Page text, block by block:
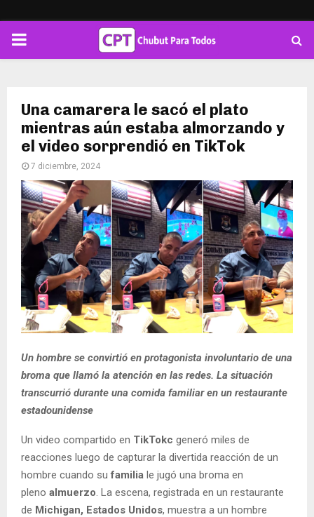
PRIMARY
Una camarera le sacó el plato
mientras aún estaba almorzando y
el video sorprendió en TikTok
7 diciembre, 2024
Un hombre se convirtió en protagonista involuntario de una
broma que llamó la atención en las redes. La situación
transcurrió durante una comida familiar en un restaurante
estadounidense
Un video compartido en TikTokc generó miles de
reacciones luego de capturar la divertida reacción de un
hombre cuando sufamilia le jugó una broma en
pleno almuerzo. La escena, registrada en un restaurante
de Michigan, Estados Unidos, muestra a un hombre